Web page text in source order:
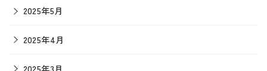
2025年5月
2025年4月
2025年3月